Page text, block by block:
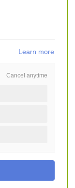
Learn more
Cancel anytime